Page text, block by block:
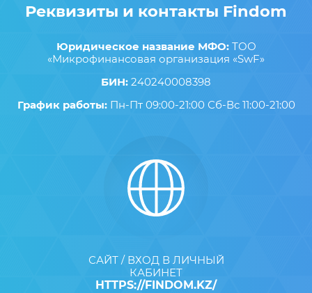
Реквизиты и контакты Findom
Юридическое название МФО:ТОО
«Микрофинансовая организация «SwF»
БИН: 240240008398
График работы:Пн-Пт 09:00-21:00 Сб-Вс 11:00-21:00
САЙТ / ВХОД В ЛИЧНЫЙ
КАБИНЕТ
HTTPS://FINDOM.KZ/